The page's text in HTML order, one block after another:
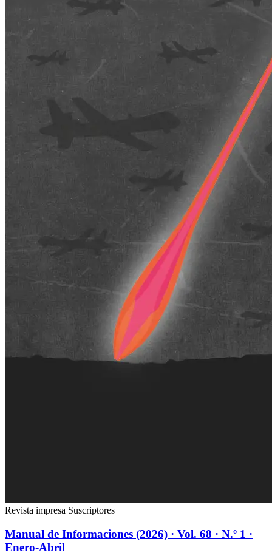
Revista impresa Suscriptores
Manual de Informaciones (2026) · Vol. 68 · N.º 1 ·
Enero-Abril